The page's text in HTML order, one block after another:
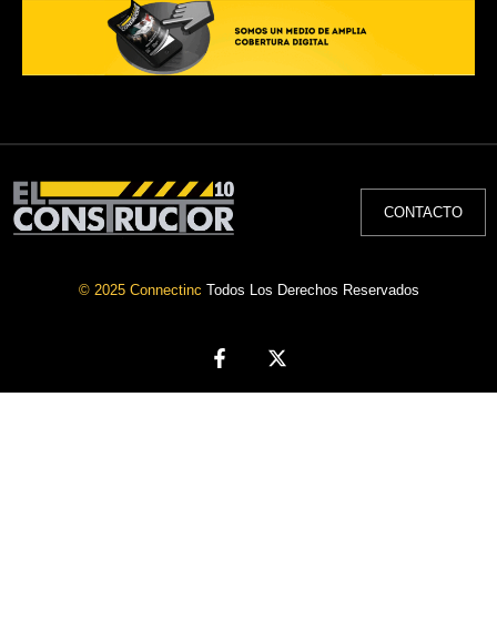
CONTACTO
© 2025 Connectinc Todos Los Derechos Reservados